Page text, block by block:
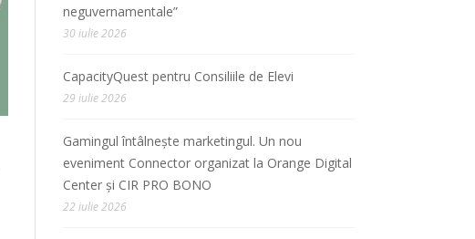
neguvernamentale”
30 iulie 2026
CapacityQuest pentru Consiliile de Elevi
29 iulie 2026
Gamingul întâlnește marketingul. Un nou
eveniment Connector organizat la Orange Digital
Center și CIR PRO BONO
22 iulie 2026